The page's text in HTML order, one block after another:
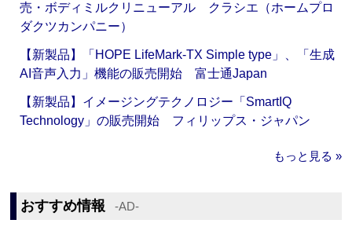
売・ボディミルクリニューアル クラシエ（ホームプロ
ダクツカンパニー）
【新製品】「HOPE LifeMark-TX Simple type」、「生成
AI音声入力」機能の販売開始 富士通Japan
【新製品】イメージングテクノロジー「SmartIQ
Technology」の販売開始 フィリップス・ジャパン
もっと見る »
おすすめ情報 ‐AD‐